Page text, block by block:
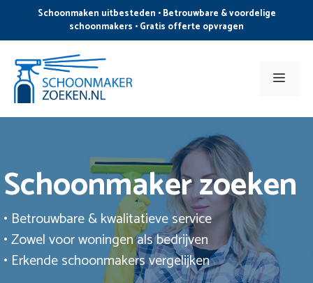
de
inhoud
Schoonmaken uitbesteden • Betrouwbare & voordelige
schoonmakers • Gratis offerte opvragen
Menu
Schoonmaker zoeken
• Betrouwbare & kwalitatieve service
• Zowel voor woningen als bedrijven
• Erkende schoonmakers vergelijken